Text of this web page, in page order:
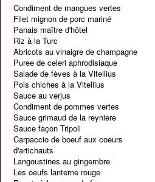
Condiment de mangues vertes
Filet mignon de porc mariné
Panais maître d'hôtel
Riz à la Turc
Abricots au vinaigre de champagne
Puree de celeri aphrodisiaque
Salade de fèves à la Vitellius
Pois chiches à la Vitellius
Sauce au verjus
Condiment de pommes vertes
Sauce grimaud de la reyniere
Sauce façon Tripoli
Carpaccio de boeuf aux coeurs
d'artichauts
Langoustines au gingembre
Les oeufs lanterne rouge